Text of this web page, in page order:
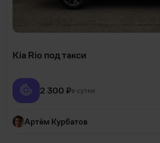
Kia Rio под такси
2 300 ₽в сутки
Артём Курбатов